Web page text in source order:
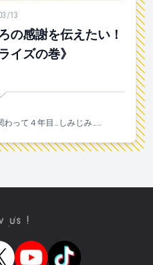
感謝を伝えたい！お誕生日サ
13
の感謝を伝えたい！
イズの巻》
わって４年目…しみじみ……